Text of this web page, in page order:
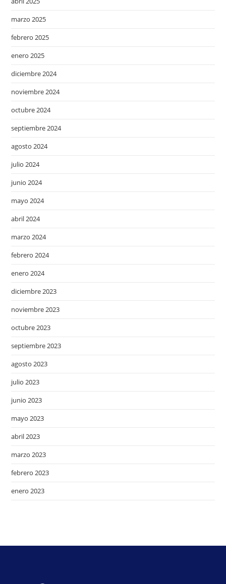
marzo 2025
febrero 2025
enero 2025
diciembre 2024
noviembre 2024
octubre 2024
septiembre 2024
agosto 2024
julio 2024
junio 2024
mayo 2024
abril 2024
marzo 2024
febrero 2024
enero 2024
diciembre 2023
noviembre 2023
octubre 2023
septiembre 2023
agosto 2023
julio 2023
junio 2023
mayo 2023
abril 2023
marzo 2023
febrero 2023
enero 2023